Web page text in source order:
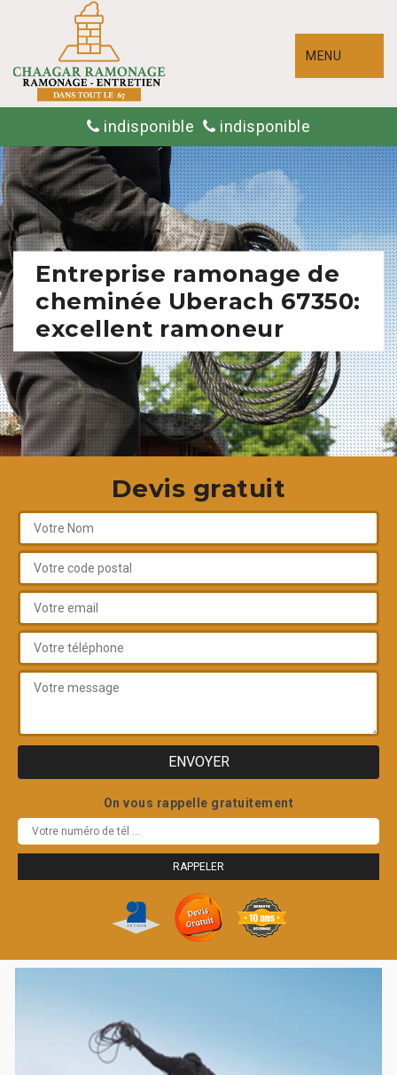
MENU
indisponible indisponible
Entreprise ramonage de
cheminée Uberach 67350:
excellent ramoneur
Devis gratuit
On vous rappelle gratuitement